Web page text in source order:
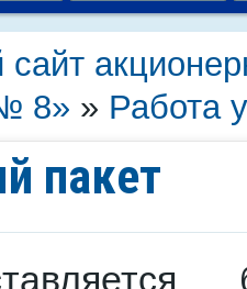
8» » Работа
пакет